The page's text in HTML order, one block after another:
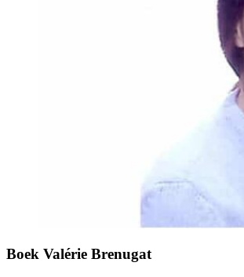
Boek Valérie Brenugat